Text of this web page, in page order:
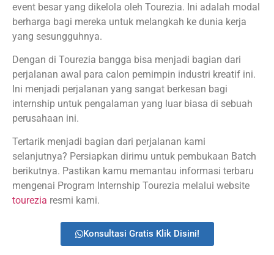
event besar yang dikelola oleh Tourezia. Ini adalah modal
berharga bagi mereka untuk melangkah ke dunia kerja
yang sesungguhnya.
Dengan di Tourezia bangga bisa menjadi bagian dari
perjalanan awal para calon pemimpin industri kreatif ini.
Ini menjadi perjalanan yang sangat berkesan bagi
internship untuk pengalaman yang luar biasa di sebuah
perusahaan ini.
Tertarik menjadi bagian dari perjalanan kami
selanjutnya? Persiapkan dirimu untuk pembukaan Batch
berikutnya. Pastikan kamu memantau informasi terbaru
mengenai Program Internship Tourezia melalui website
tourezia resmi kami.
Konsultasi Gratis Klik Disini!